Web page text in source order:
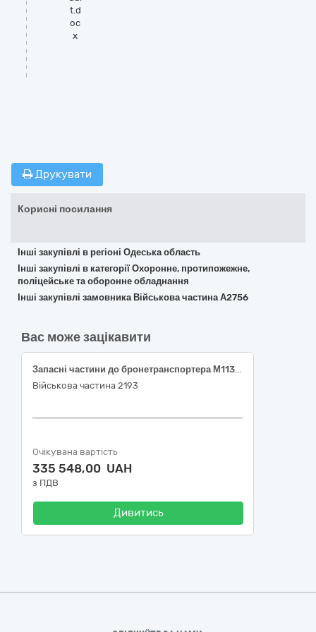
t.d
oc
x
Друкувати
Корисні посилання
Інші закупівлі в регіоні Одеська область
Інші закупівлі в категорії Охоронне, протипожежне,
поліцейське та оборонне обладнання
Інші закупівлі замовника Військова частина А2756
Вас може зацікавити
Запасні частини до бронетранспортера М113А2-МК-1
Військова частина 2193
Очікувана вартість
335 548,00 UAH
з ПДВ
Дивитись